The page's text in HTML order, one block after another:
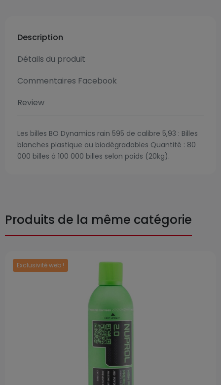
Description
Détails du produit
Commentaires Facebook
Review
Les billes BO Dynamics rain 595 de calibre 5,93 : Billes
blanches plastique ou biodégradables Quantité : 80
000 billes à 100 000 billes selon poids (20kg).
Produits de la même catégorie
Exclusivité web !